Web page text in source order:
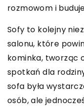
rozmowom i
Sofy to kolejny
salonu, które
kominka, tworząc
spotkań dla
sofa była
osób, ale